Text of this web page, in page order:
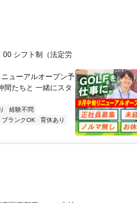
シフト制（法定労
ューアルオープン予
間たちと 一緒にスタ
経験不問
ブランクOK
育休あり